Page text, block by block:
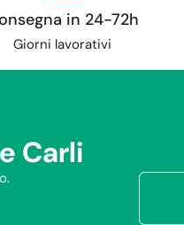
in 24-72h
Giorni lavorativi
Carli